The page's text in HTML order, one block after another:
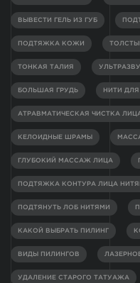
ВЫВЕСТИ ГЕЛЬ ИЗ ГУБ
ПОДТЯЖКА КОЖИ
ТОНКАЯ ТАЛИЯ
БОЛЬШАЯ ГРУДЬ НИТИ
АТРАВМАТИЧЕСКАЯ ЧИСТКА
КЕЛОИДНЫЕ ШРАМЫ
ГЛУБОКИЙ МАССАЖ ЛИЦА
ПОДТЯЖКА КОНТУРА ЛИЦА
ПОДТЯНУТЬ ЛОБ НИТЯМИ
КАКОЙ ВЫБРАТЬ ПИЛИНГ
ВИДЫ ПИЛИНГОВ
УДАЛЕНИЕ СТАРОГО ТАТУАЖА